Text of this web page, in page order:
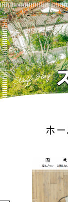
Staff Blog
ホー